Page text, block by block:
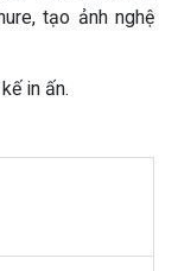
tạo ảnh nghệ
in ấn.